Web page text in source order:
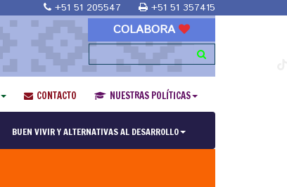
+51 51 205547 +51 51 357415
COLABORA
CONTACTO NUESTRAS POLÍTICAS
BUEN VIVIR Y ALTERNATIVAS AL DESARROLLO